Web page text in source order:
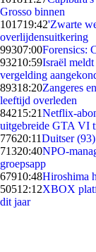
Grosso binnen
101719:42'Zwarte
overlijdensuitkering
99307:00Forensics:
93210:59Israël
vergelding
89318:20Zangeres
leeftijd overleden
84215:21Netflix-
uitgebreide GTA VI
77620:11Duitser
71320:40NPO-
groepsapp
67910:48Hiroshima
50512:12XBOX
dit jaar